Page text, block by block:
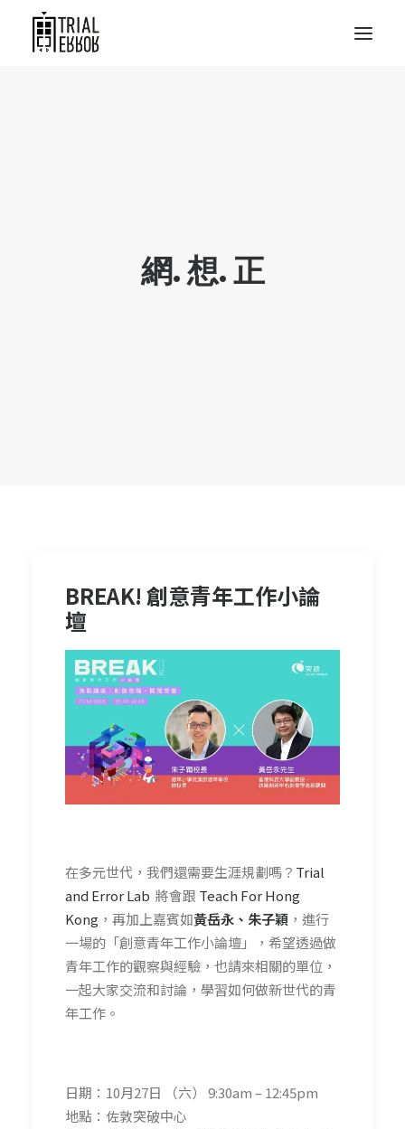
網. 想. 正
BREAK! 創意青年工作小論
壇
在多元世代，我們還需要生涯規劃嗎？ Trial
and Error Lab 將會跟 Teach For Hong
Kong ，再加上嘉賓如黃岳永、朱子穎 ，進行
一場的「創意青年工作小論壇」，希望透過做
青年工作的觀察與經驗，也請來相關的單位，
一起大家交流和討論，學習如何做新世代的青
年工作。
日期：10月27日 （六） 9:30am – 12:45pm
地點：佐敦突破中心